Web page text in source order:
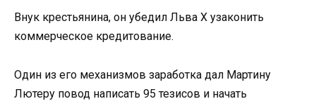
Внук крестьянина, он убедил Льва X узаконить
коммерческое кредитование.
Один из его механизмов заработка дал Мартину
Лютеру повод написать 95 тезисов и начать